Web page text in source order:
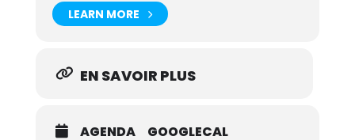
LEARN MORE
EN SAVOIR PLUS
AGENDA GOOGLECAL